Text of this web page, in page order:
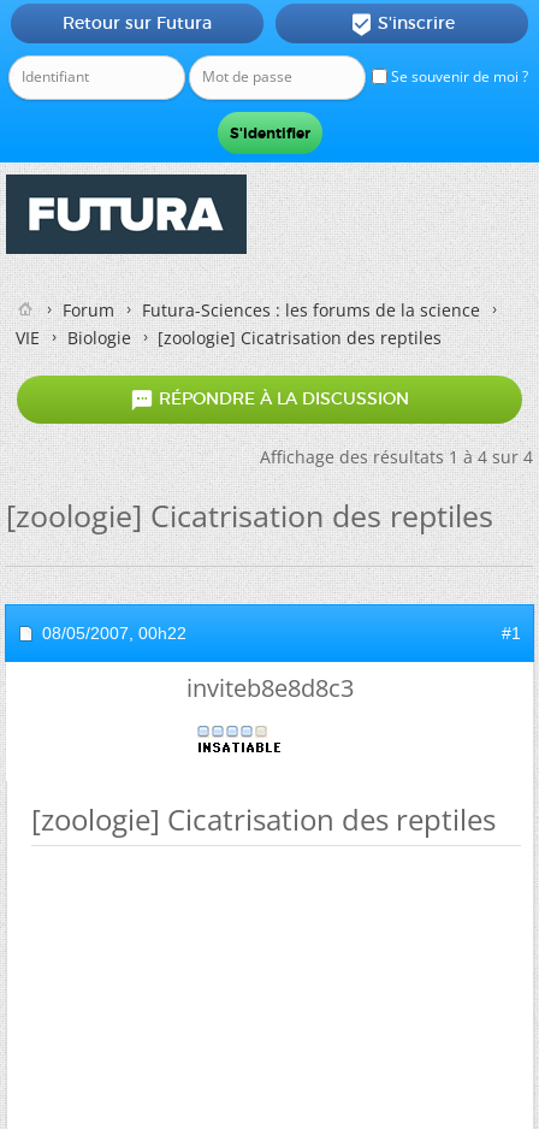
Se souvenir de moi ?
Retour sur Futura  S'inscrire
Forum
Futura-Sciences : les forums de la science
VIE
Biologie [zoologie] Cicatrisation des reptiles
 RÉPONDRE À LA DISCUSSION
Affichage des résultats 1 à 4 sur 4
[zoologie] Cicatrisation des reptiles
08/05/2007, 00h22 #1
inviteb8e8d8c3
[zoologie] Cicatrisation des reptiles